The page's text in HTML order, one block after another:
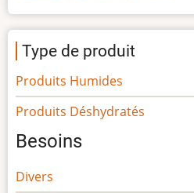
Type de produit
Produits Humides
Produits Déshydratés
Besoins
Divers